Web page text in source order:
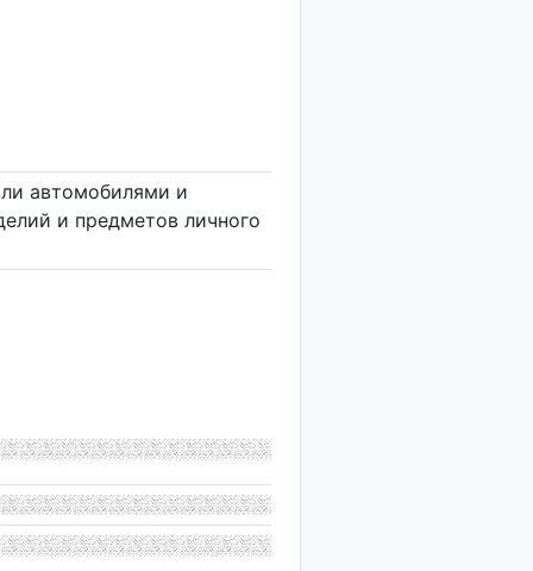
автомобилями и
и предметов личного